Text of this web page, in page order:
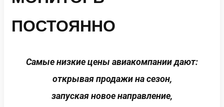
ПОСТОЯННО
Самые низкие цены авиакомпании дают:
открывая продажи на сезон,
запуская новое направление,